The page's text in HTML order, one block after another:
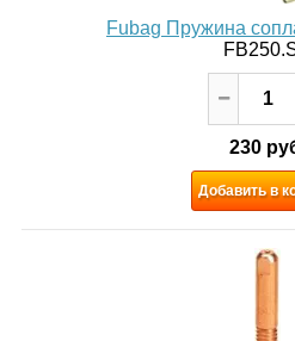
Fubag Пружина
230
Добавить в